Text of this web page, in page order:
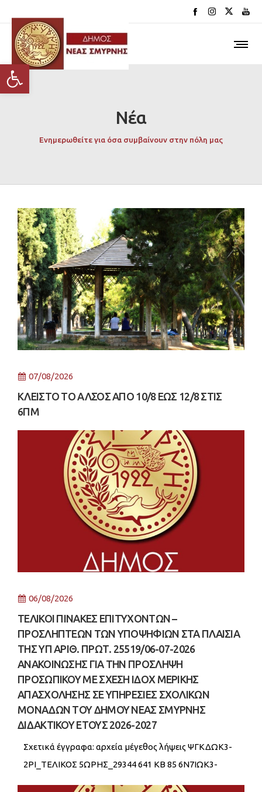
Ανοίξτε τη γραμμή εργαλείων
Νέα
Ενημερωθείτε για όσα συμβαίνουν στην πόλη μας
07/08/2026
ΚΛΕΙΣΤΟ ΤΟ ΑΛΣΟΣ ΑΠΟ 10/8 ΕΩΣ 12/8 ΣΤΙΣ
6ΠΜ
06/08/2026
ΤΕΛΙΚΟΙ ΠΙΝΑΚΕΣ ΕΠΙΤΥΧΟΝΤΩΝ –
ΠΡΟΣΛΗΠΤΕΩΝ ΤΩΝ ΥΠΟΨΗΦΙΩΝ ΣΤΑ ΠΛΑΙΣΙΑ
ΤΗΣ ΥΠ ΑΡΙΘ. ΠΡΩΤ. 25519/06-07-2026
ΑΝΑΚΟΙΝΩΣΗΣ ΓΙΑ ΤΗΝ ΠΡΟΣΛΗΨΗ
ΠΡΟΣΩΠΙΚΟΥ ΜΕ ΣΧΕΣΗ ΙΔΟΧ ΜΕΡΙΚΗΣ
ΑΠΑΣΧΟΛΗΣΗΣ ΣΕ ΥΠΗΡΕΣΙΕΣ ΣΧΟΛΙΚΩΝ
ΜΟΝΑΔΩΝ ΤΟΥ ΔΗΜΟΥ ΝΕΑΣ ΣΜΥΡΝΗΣ
ΔΙΔΑΚΤΙΚΟΥ ΕΤΟΥΣ 2026-2027
Σχετικά έγγραφα: αρχεία μέγεθος λήψεις ΨΓΚΔΩΚ3-
2ΡΙ_ΤΕΛΙΚΟΣ 5ΩΡΗΣ_29344 641 KB 85 6Ν7ΙΩΚ3-